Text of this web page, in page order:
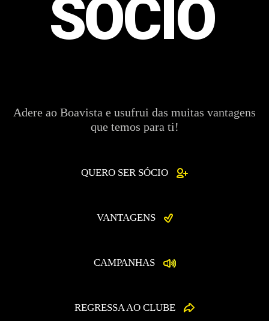
SÓCIO
Adere ao Boavista e usufrui das muitas vantagens
que temos para ti!
QUERO SER SÓCIO
VANTAGENS
CAMPANHAS
REGRESSA AO CLUBE